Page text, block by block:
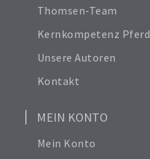
Thomsen-Team
Kernkompetenz Pferd
Unsere Autoren
Kontakt
MEIN KONTO
Mein Konto